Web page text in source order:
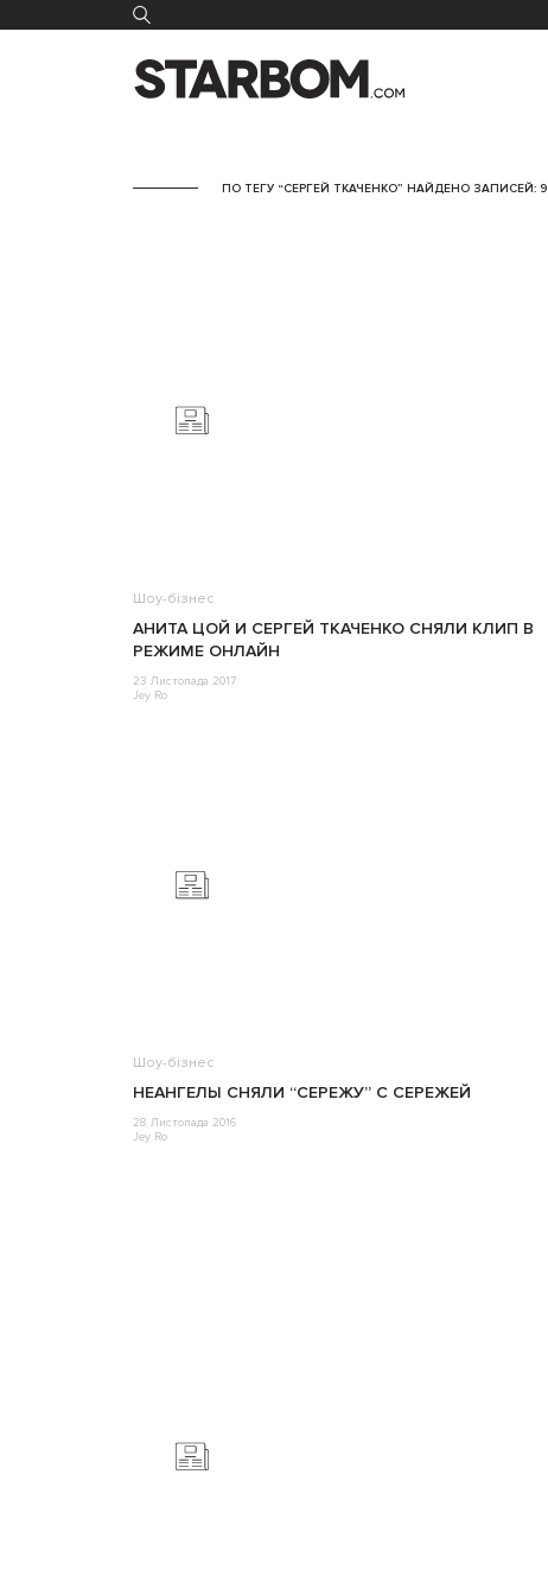
ПО ТЕГУ “СЕРГЕЙ ТКАЧЕНКО” НАЙДЕНО ЗАПИСЕЙ: 9
Шоу-бізнес
АНИТА ЦОЙ И СЕРГЕЙ ТКАЧЕНКО СНЯЛИ КЛИП В
РЕЖИМЕ ОНЛАЙН
23 Листопада 2017
Jey Ro
Шоу-бізнес
НЕАНГЕЛЫ СНЯЛИ “СЕРЕЖУ” С СЕРЕЖЕЙ
28 Листопада 2016
Jey Ro